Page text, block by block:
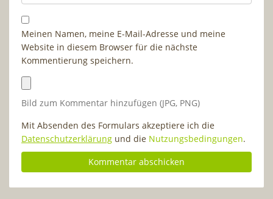
Meinen Namen, meine E-Mail-Adresse und meine
Website in diesem Browser für die nächste
Kommentierung speichern.
Bild zum Kommentar hinzufügen (JPG, PNG)
Mit Absenden des Formulars akzeptiere ich die
Datenschutzerklärung und die Nutzungsbedingungen.